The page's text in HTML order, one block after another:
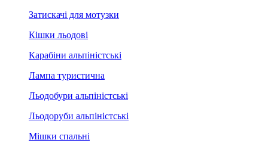
Затискачі для мотузки
Кішки льодові
Карабіни альпіністські
Лампа туристична
Льодобури альпіністські
Льодоруби альпіністські
Мішки спальні